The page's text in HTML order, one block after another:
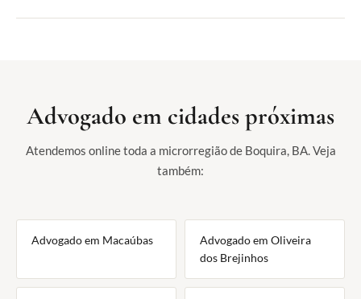
Advogado em cidades próximas
Atendemos online toda a microrregião de Boquira, BA. Veja
também:
Advogado em Macaúbas
Advogado em Oliveira
dos Brejinhos